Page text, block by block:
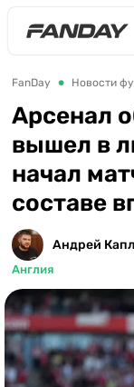
Англия
Испания
Германия
Италия
Франция
Украина
ЛЧ
ЛЕ
ЧЕ-2028
Букмекеры
FanDay Новости
Арсенал
вышел в
начал
составе
Андрей
Англия